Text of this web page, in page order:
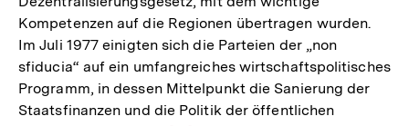
Kompetenzen auf die Regionen übertragen wurden.
Im Juli 1977 einigten sich die Parteien der „non
sfiducia“ auf ein umfangreiches wirtschaftspolitisches
Programm, in dessen Mittelpunkt die Sanierung der
Staatsfinanzen und die Politik der öffentlichen